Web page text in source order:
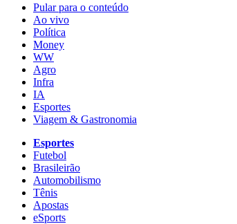
Pular para o conteúdo
Ao vivo
Política
Money
WW
Agro
Infra
IA
Esportes
Viagem & Gastronomia
Esportes
Futebol
Brasileirão
Automobilismo
Tênis
Apostas
eSports